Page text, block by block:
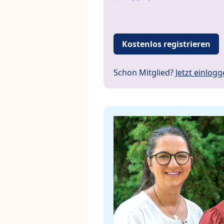
Kostenlos registrieren
Schon Mitglied? Jetzt